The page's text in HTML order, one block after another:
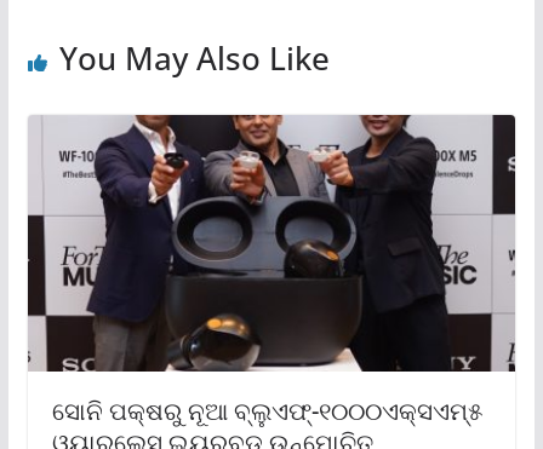
You May Also Like
ସୋନି ପକ୍ଷରୁ ନୂଆ ବ୍ଲୁଏଫ୍‌-୧୦୦୦ଏକ୍ସଏମ୍‌୫
ଓୟାରଲେସ୍ ଇୟରବଡ୍ ଉନ୍ମୋଚିତ